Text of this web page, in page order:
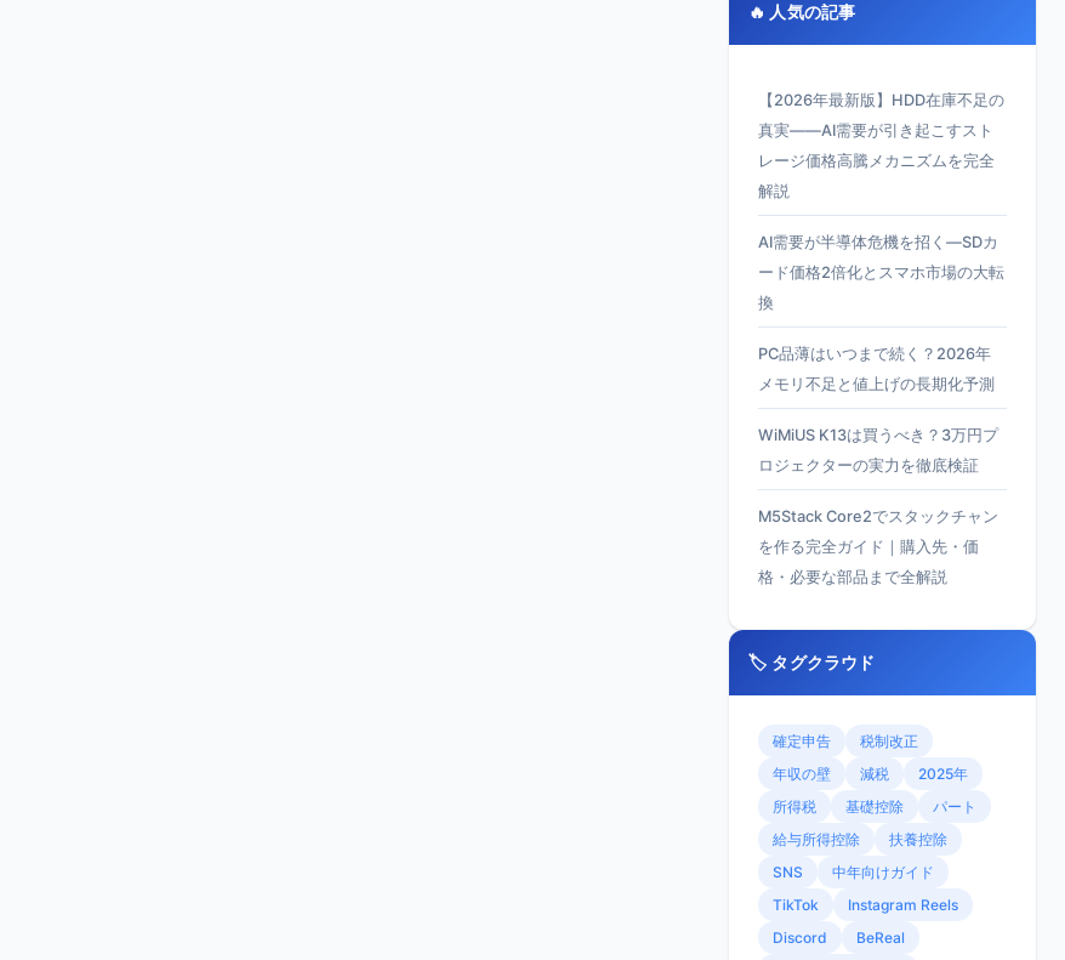
🔥 人気の記事
【2026年最新版】HDD在庫不足の
真実——AI需要が引き起こすスト
レージ価格高騰メカニズムを完全
解説
AI需要が半導体危機を招く—SDカ
ード価格2倍化とスマホ市場の大転
換
PC品薄はいつまで続く？2026年
メモリ不足と値上げの長期化予測
WiMiUS K13は買うべき？3万円プ
ロジェクターの実力を徹底検証
M5Stack Core2でスタックチャン
を作る完全ガイド｜購入先・価
格・必要な部品まで全解説
🏷️ タグクラウド
確定申告
税制改正
年収の壁
減税
2025年
所得税
基礎控除
パート
給与所得控除
扶養控除
SNS
中年向けガイド
TikTok
Instagram Reels
Discord
BeReal